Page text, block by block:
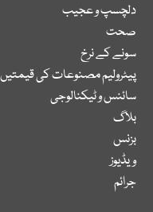
دلچسپ و عجیب
صحت
سونے کے نرخ
پیٹرولیم مصنوعات کی قیمتیں
سائنس و ٹیکنالوجی
بلاگ
بزنس
ویڈیوز
جرائم